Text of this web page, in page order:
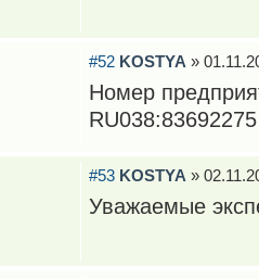
#52 KOSTYA »
Номер
RU038:83692275
#53 KOSTYA »
Уважаемые